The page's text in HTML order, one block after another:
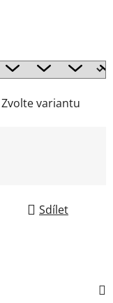
Zvolte variantu
Sdílet